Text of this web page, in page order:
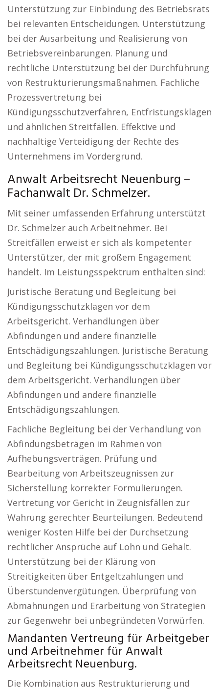
Unterstützung zur Einbindung des Betriebsrats
bei relevanten Entscheidungen. Unterstützung
bei der Ausarbeitung und Realisierung von
Betriebsvereinbarungen. Planung und
rechtliche Unterstützung bei der Durchführung
von Restrukturierungsmaßnahmen. Fachliche
Prozessvertretung bei
Kündigungsschutzverfahren, Entfristungsklagen
und ähnlichen Streitfällen. Effektive und
nachhaltige Verteidigung der Rechte des
Unternehmens im Vordergrund.
Anwalt Arbeitsrecht Neuenburg –
Fachanwalt Dr. Schmelzer.
Mit seiner umfassenden Erfahrung unterstützt
Dr. Schmelzer auch Arbeitnehmer. Bei
Streitfällen erweist er sich als kompetenter
Unterstützer, der mit großem Engagement
handelt. Im Leistungsspektrum enthalten sind:
Juristische Beratung und Begleitung bei
Kündigungsschutzklagen vor dem
Arbeitsgericht. Verhandlungen über
Abfindungen und andere finanzielle
Entschädigungszahlungen. Juristische Beratung
und Begleitung bei Kündigungsschutzklagen vor
dem Arbeitsgericht. Verhandlungen über
Abfindungen und andere finanzielle
Entschädigungszahlungen.
Fachliche Begleitung bei der Verhandlung von
Abfindungsbeträgen im Rahmen von
Aufhebungsverträgen. Prüfung und
Bearbeitung von Arbeitszeugnissen zur
Sicherstellung korrekter Formulierungen.
Vertretung vor Gericht in Zeugnisfällen zur
Wahrung gerechter Beurteilungen. Bedeutend
weniger Kosten Hilfe bei der Durchsetzung
rechtlicher Ansprüche auf Lohn und Gehalt.
Unterstützung bei der Klärung von
Streitigkeiten über Entgeltzahlungen und
Überstundenvergütungen. Überprüfung von
Abmahnungen und Erarbeitung von Strategien
zur Gegenwehr bei unbegründeten Vorwürfen.
Mandanten Vertreung für Arbeitgeber
und Arbeitnehmer für Anwalt
Arbeitsrecht Neuenburg.
Die Kombination aus Restrukturierung und